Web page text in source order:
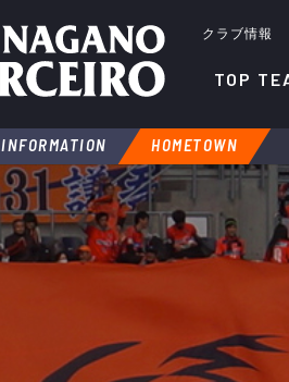
クラブ情報
TOP
INFORMATION HOMETOWN